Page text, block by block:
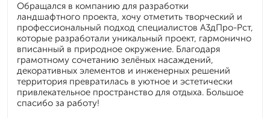
Обращался в компанию для разработки
ландшафтного проекта, хочу отметить творческий и
профессиональный подход специалистов А3дПро-Рст,
которые разработали уникальный проект, гармонично
вписанный в природное окружение. Благодаря
грамотному сочетанию зелёных насаждений,
декоративных элементов и инженерных решений
территория превратилась в уютное и эстетически
привлекательное пространство для отдыха. Большое
спасибо за работу!